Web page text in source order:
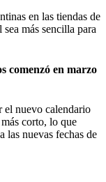
en las tiendas de
más sencilla para
comenzó en marzo
el nuevo calendario
corto, lo que
las nuevas fechas de